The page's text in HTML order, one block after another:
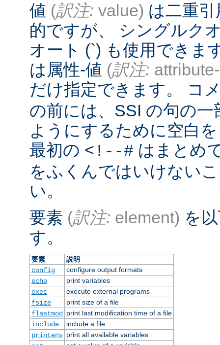
値 (訳注: value) は二重
的ですが、 シングルク
オート (`) も使用できま
は属性-値 (訳注:
だけ指定できます。 コ
の前には、SSI の句の
ようにするために空白
最初の <!--# はまとめ
をふくんではいけない
い。
要素 (訳注: element) を
す。
要素
説明
config
configure output formats
echo
print variables
exec
execute external programs
fsize
print size of a file
flastmod
print last modification time of a file
include
include a file
printenv print all available variables